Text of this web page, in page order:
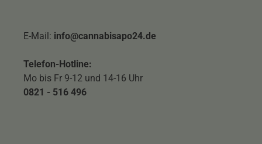
E-Mail: info@cannabisapo24.de
Telefon-Hotline:
Mo bis Fr 9-12 und 14-16 Uhr
0821 - 516 496